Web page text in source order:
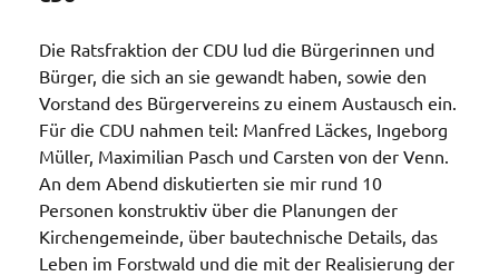
Die Ratsfraktion der CDU lud die Bürgerinnen und
Bürger, die sich an sie gewandt haben, sowie den
Vorstand des Bürgervereins zu einem Austausch ein.
Für die CDU nahmen teil: Manfred Läckes, Ingeborg
Müller, Maximilian Pasch und Carsten von der Venn.
An dem Abend diskutierten sie mir rund 10
Personen konstruktiv über die Planungen der
Kirchengemeinde, über bautechnische Details, das
Leben im Forstwald und die mit der Realisierung der